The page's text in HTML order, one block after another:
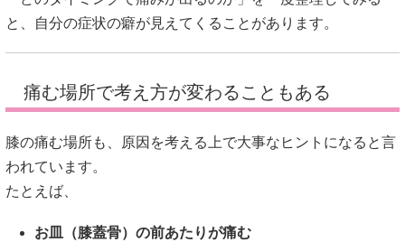
と、自分の症状の癖が見えてくることがあります。
痛む場所で考え方が変わることもある
膝の痛む場所も、原因を考える上で大事なヒントになると言
われています。
たとえば、
お皿（膝蓋骨）の前あたりが痛む